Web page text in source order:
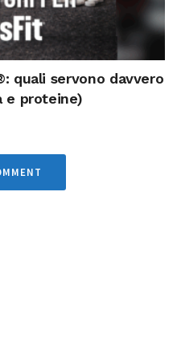
quali servono davvero
e proteine)